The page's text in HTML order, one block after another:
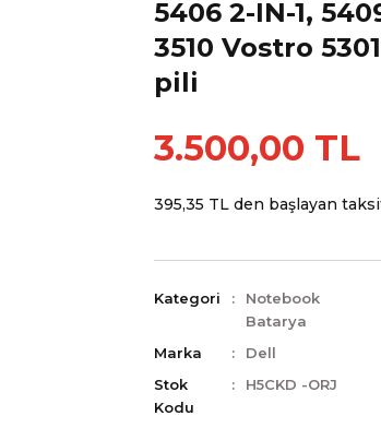
5406 2-IN-1,
3510 Vostro
pili
3.500,00 TL
395,35 TL den başlayan
Kategori
Notebook
Batarya
Marka
Dell
Stok
Kodu
H5CKD -ORJ